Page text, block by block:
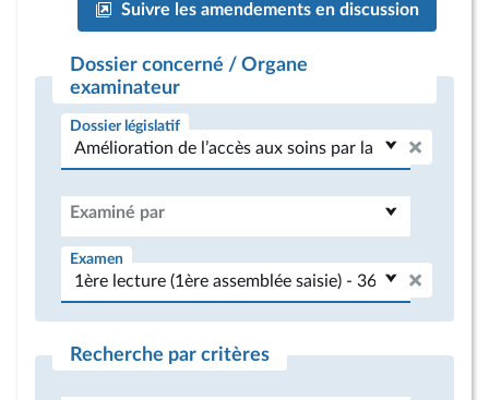
Suivre les amendements en discussion
Dossier concerné / Organe
examinateur
Dossier législatif
Examiné par
Examen
Recherche par critères